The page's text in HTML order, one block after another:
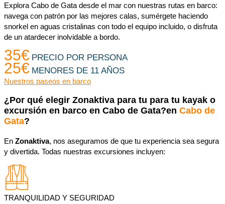
Explora Cabo de Gata desde el mar con nuestras rutas en barco:
navega con patrón por las mejores calas, sumérgete haciendo
snorkel en aguas cristalinas con todo el equipo incluido, o disfruta
de un atardecer inolvidable a bordo.
35€ PRECIO POR PERSONA
25€ MENORES DE 11 AÑOS
Nuestros paseos en barco
¿Por qué elegir Zonaktiva para tu para tu kayak o
excursión en barco en Cabo de Gata?en Cabo de
Gata?
En Zonaktiva, nos aseguramos de que tu experiencia sea segura
y divertida. Todas nuestras excursiones incluyen:
TRANQUILIDAD Y SEGURIDAD